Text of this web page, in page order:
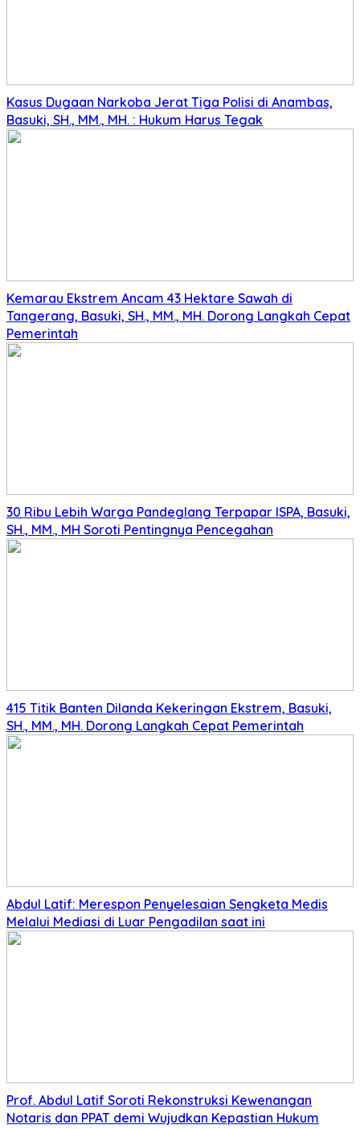
Kasus Dugaan Narkoba Jerat Tiga Polisi di Anambas,
Basuki, SH., MM., MH. : Hukum Harus Tegak
Kemarau Ekstrem Ancam 43 Hektare Sawah di
Tangerang, Basuki, SH., MM., MH. Dorong Langkah Cepat
Pemerintah
30 Ribu Lebih Warga Pandeglang Terpapar ISPA, Basuki,
SH., MM., MH Soroti Pentingnya Pencegahan
415 Titik Banten Dilanda Kekeringan Ekstrem, Basuki,
SH., MM., MH. Dorong Langkah Cepat Pemerintah
Abdul Latif: Merespon Penyelesaian Sengketa Medis
Melalui Mediasi di Luar Pengadilan saat ini
Prof. Abdul Latif Soroti Rekonstruksi Kewenangan
Notaris dan PPAT demi Wujudkan Kepastian Hukum